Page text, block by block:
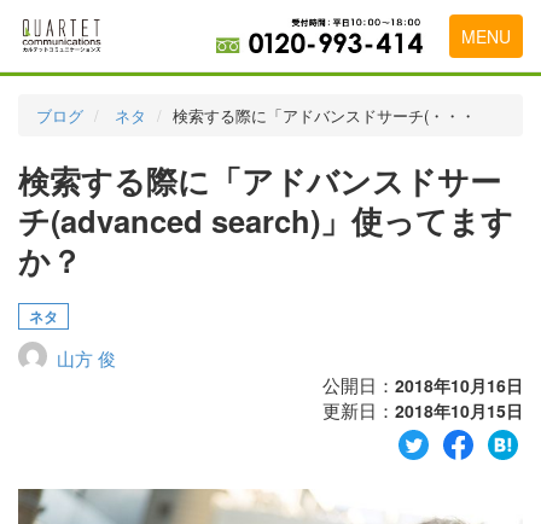
MENU
実績・お客様の声
初めて導入をお考えの方
広告代理店・HP制作会社様へ
お問い合わせ
ブログ ネタ 検索する際に「アドバンスドサーチ(・・・
検索する際に「アドバンスドサー
チ(advanced search)」使ってます
か？
ネタ
山方 俊
公開日： 2018年10月16日
更新日： 2018年10月15日